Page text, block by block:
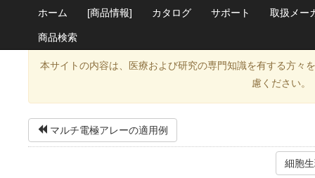
ホーム [商品情報] カタログ サポート 取扱メー
商品検索
本サイトの内容は、医療および研究の専門知識を有する方々
慮ください。
マルチ電極アレーの適用例
細胞